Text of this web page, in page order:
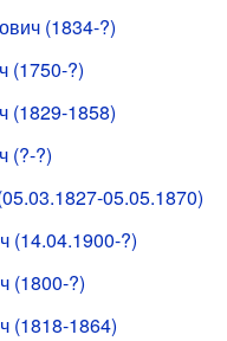
(1834-?)
(1750-?)
(1829-1858)
(?-?)
05.05.1870)
(14.04.1900-?)
(1800-?)
(1818-1864)